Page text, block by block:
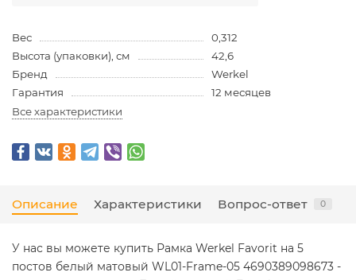
Вес
0,312
Высота (упаковки), см
42,6
Бренд
Werkel
Гарантия
12 месяцев
Все характеристики
Описание Характеристики Вопрос-ответ 0
У нас вы можете купить Рамка Werkel Favorit на 5
постов белый матовый WL01-Frame-05 4690389098673 -